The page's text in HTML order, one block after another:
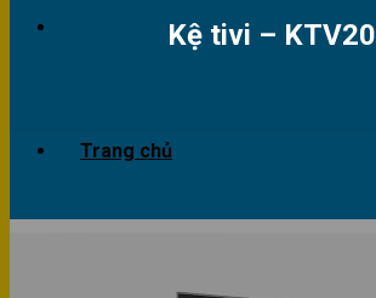
Trang chủ
Kệ tivi – KTV20